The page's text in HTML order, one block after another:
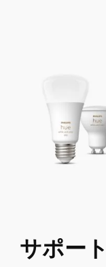
サポー